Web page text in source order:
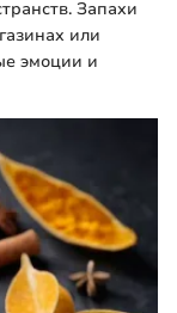
Запахи
или
эмоции и